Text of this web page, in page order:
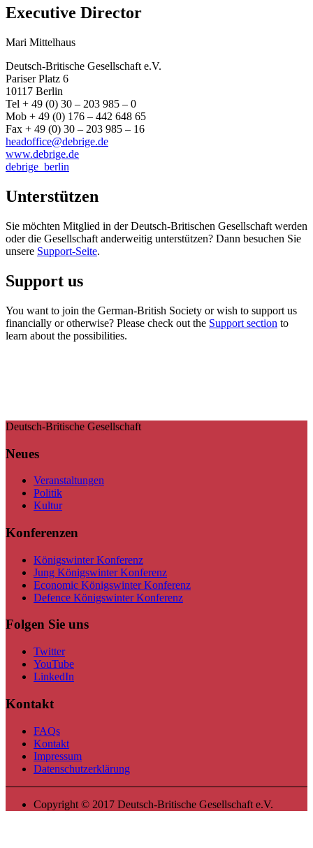
Executive Director
Mari Mittelhaus
Deutsch-Britische Gesellschaft e.V.
Pariser Platz 6
10117 Berlin
Tel + 49 (0) 30 – 203 985 – 0
Mob + 49 (0) 176 – 442 648 65
Fax + 49 (0) 30 – 203 985 – 16
headoffice@debrige.de
www.debrige.de
debrige_berlin
Unterstützen
Sie möchten Mitglied in der Deutsch-Britischen Gesellschaft werden
oder die Gesellschaft anderweitig unterstützen? Dann besuchen Sie
unsere Support-Seite.
Support us
You want to join the German-British Society or wish to support us
financially or otherwise? Please check out the Support section to
learn about the possibilities.
Deutsch-Britische Gesellschaft
Neues
Veranstaltungen
Politik
Kultur
Konferenzen
Königswinter Konferenz
Jung Königswinter Konferenz
Economic Königswinter Konferenz
Defence Königswinter Konferenz
Folgen Sie uns
Twitter
YouTube
LinkedIn
Kontakt
FAQs
Kontakt
Impressum
Datenschutzerklärung
Copyright © 2017 Deutsch-Britische Gesellschaft e.V.